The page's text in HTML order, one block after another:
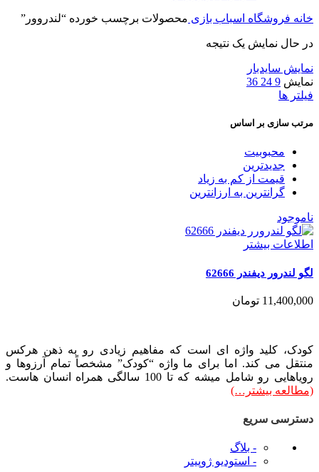
خانه فروشگاه اسباب بازی محصولات برچسب خورده “لندروور”
در حال نمایش یک نتیجه
نمایش سایدبار
نمایش 9
24
36
فیلتر ها
مرتب سازی بر اساس
محبوبیت
جدیدترین
قیمت از کم به زیاد
گرانترین به ارزانترین
ناموجود
اطلاعات بیشتر
لگو لندرور دیفندر 62666
11,400,000 تومان
کودک، کلید واژه ای است که مفاهیم زیادی رو به ذهن هرکس
منتقل می کند. اما برای ما واژه “کودک” مشخصاً تمام آرزوها و
رویاهایی رو شامل میشه که تا 100 سالگی همراه انسان هاست.
(مطالعه بیشتر…)
دسترسی سریع
- بلاگ
- استودیو ژوپیتر